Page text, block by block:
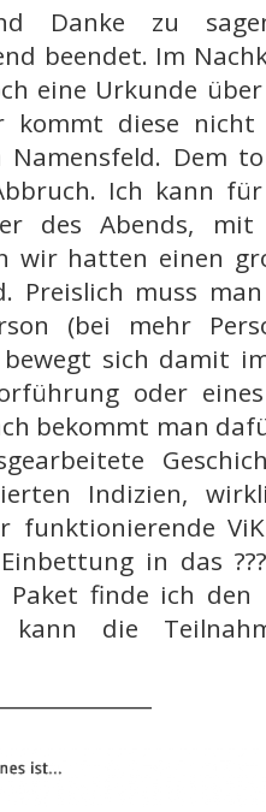
Danke zu
beendet. Im
eine Urkunde
kommt diese nicht
Dem
Ich kann
des Abends,
wir hatten einen
Preislich muss
(bei mehr
sich damit
oder eines
bekommt man
Indizien,
funktionierende
in das
Paket finde ich den
kann die